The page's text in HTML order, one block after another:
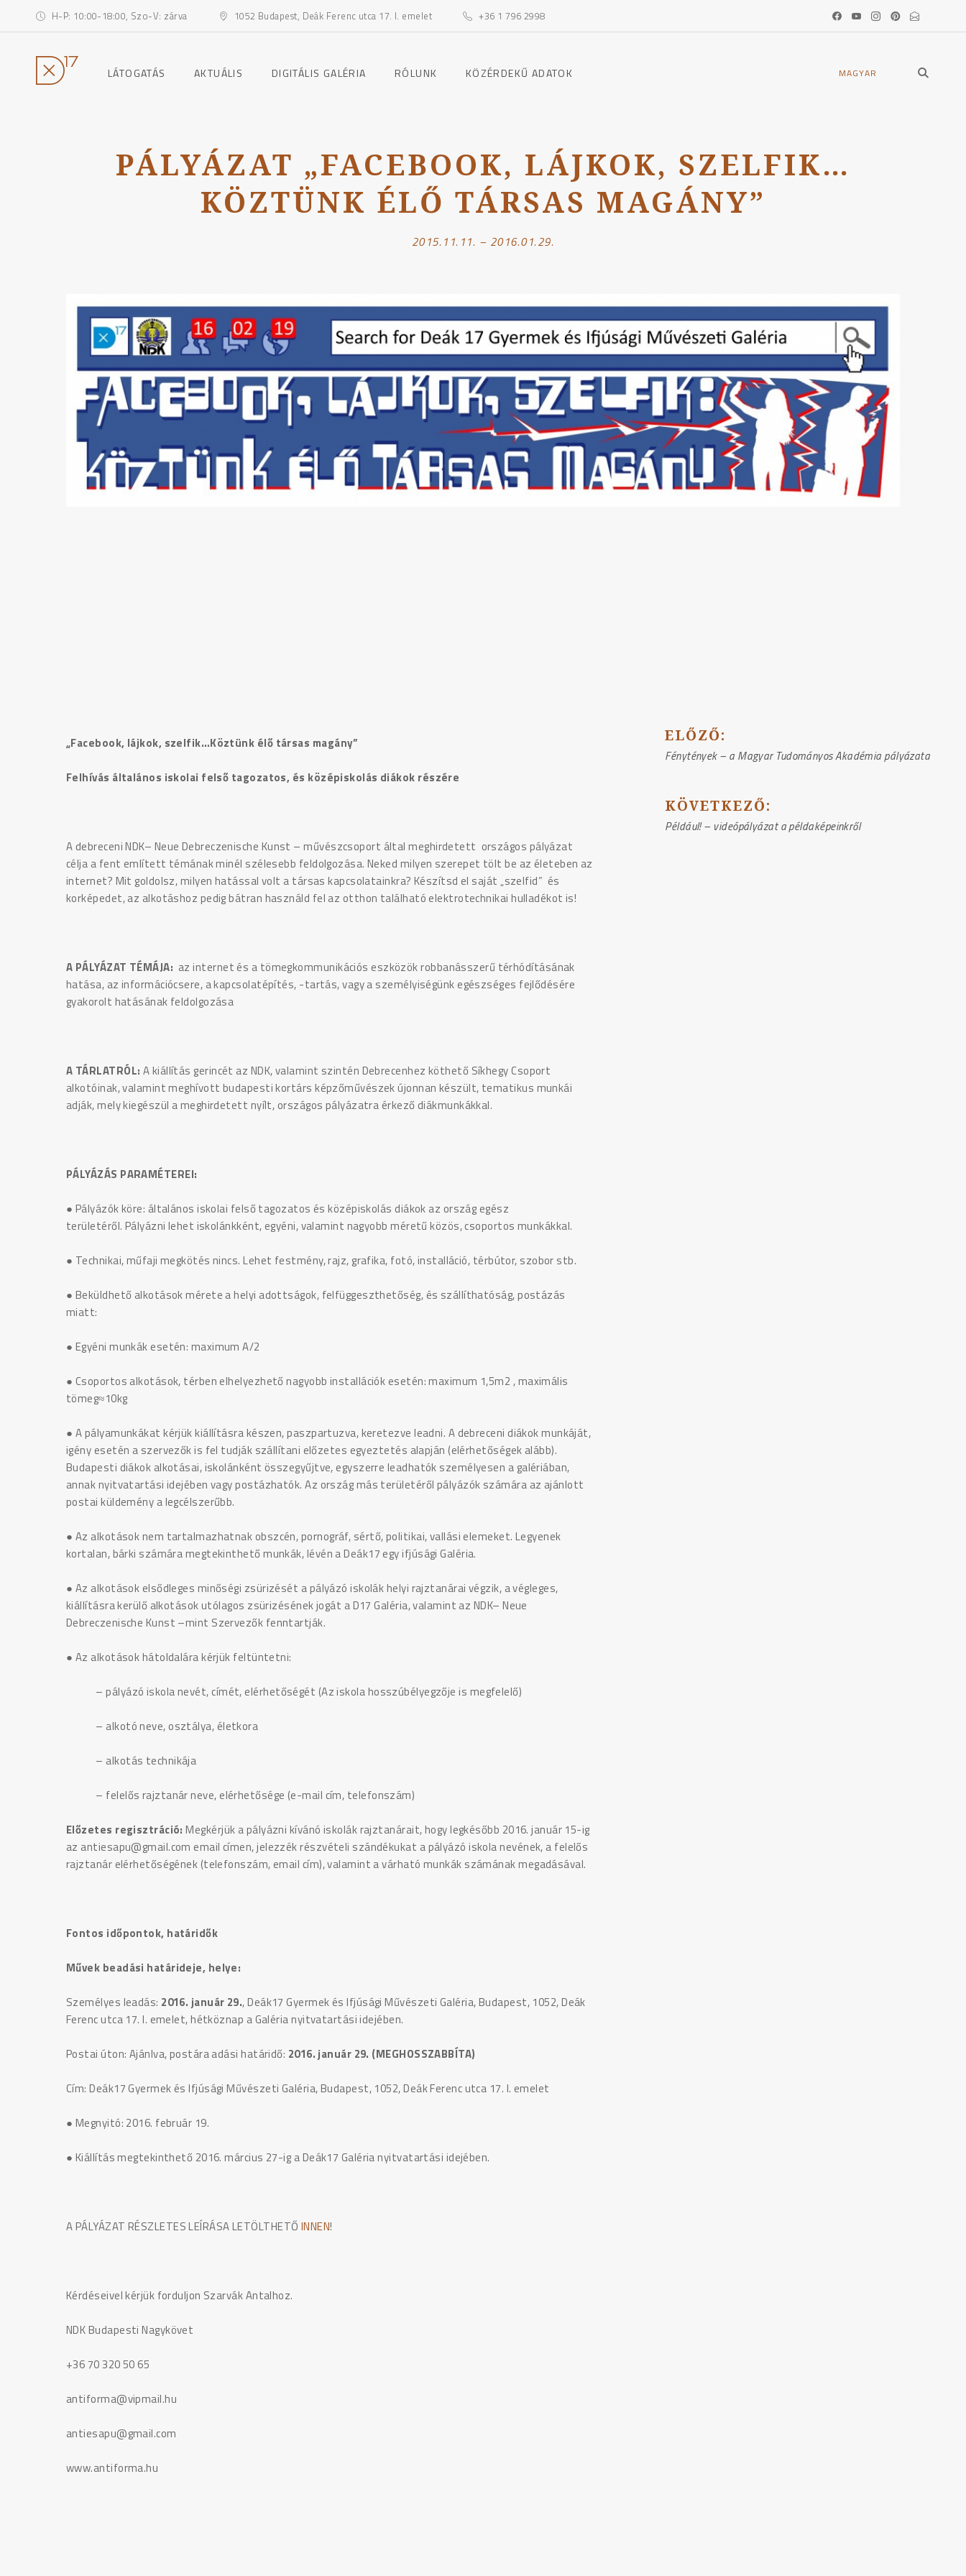
H-P: 10:00-18:00, Szo-V: zárva 1052 Budapest, Deák Ferenc utca 17. I. emelet +36 1 796 2998
LÁTOGATÁS toggleAKTUÁLIS toggleDIGITÁLIS GALÉRIA toggleRÓLUNK toggleKÖZÉRDEKŰ ADATOK MAGYAR
open
PÁLYÁZAT „FACEBOOK, LÁJKOK, SZELFIK…
KÖZTÜNK ÉLŐ TÁRSAS MAGÁNY”
2015.11.11. – 2016.01.29.
„Facebook, lájkok, szelfik…Köztünk élő társas magány”
Felhívás általános iskolai felső tagozatos, és középiskolás diákok részére
A debreceni NDK– Neue Debreczenische Kunst – művészcsoport által meghirdetett országos pályázat
célja a fent említett témának minél szélesebb feldolgozása. Neked milyen szerepet tölt be az életeben az
internet? Mit goldolsz, milyen hatással volt a társas kapcsolatainkra? Készítsd el saját „szelfid” és
korképedet, az alkotáshoz pedig bátran használd fel az otthon található elektrotechnikai hulladékot is!
A PÁLYÁZAT TÉMÁJA: az internet és a tömegkommunikációs eszközök robbanásszerű térhódításának
hatása, az információcsere, a kapcsolatépítés, -tartás, vagy a személyiségünk egészséges fejlődésére
gyakorolt hatásának feldolgozása
A TÁRLATRÓL: A kiállítás gerincét az NDK, valamint szintén Debrecenhez köthető Síkhegy Csoport
alkotóinak, valamint meghívott budapesti kortárs képzőművészek újonnan készült, tematikus munkái
adják, mely kiegészül a meghirdetett nyílt, országos pályázatra érkező diákmunkákkal.
PÁLYÁZÁS PARAMÉTEREI:
● Pályázók köre: általános iskolai felső tagozatos és középiskolás diákok az ország egész
területéről. Pályázni lehet iskolánkként, egyéni, valamint nagyobb méretű közös, csoportos munkákkal.
● Technikai, műfaji megkötés nincs. Lehet festmény, rajz, grafika, fotó, installáció, térbútor, szobor stb.
● Beküldhető alkotások mérete a helyi adottságok, felfüggeszthetőség, és szállíthatóság, postázás
miatt:
● Egyéni munkák esetén: maximum A/2
● Csoportos alkotások, térben elhelyezhető nagyobb installációk esetén: maximum 1,5m2 , maximális
tömeg≈10kg
● A pályamunkákat kérjük kiállításra készen, paszpartuzva, keretezve leadni. A debreceni diákok munkáját,
igény esetén a szervezők is fel tudják szállítani előzetes egyeztetés alapján (elérhetőségek alább).
Budapesti diákok alkotásai, iskolánként összegyűjtve, egyszerre leadhatók személyesen a galériában,
annak nyitvatartási idejében vagy postázhatók. Az ország más területéről pályázók számára az ajánlott
postai küldemény a legcélszerűbb.
● Az alkotások nem tartalmazhatnak obszcén, pornográf, sértő, politikai, vallási elemeket. Legyenek
kortalan, bárki számára megtekinthető munkák, lévén a Deák17 egy ifjúsági Galéria.
● Az alkotások elsődleges minőségi zsürizését a pályázó iskolák helyi rajztanárai végzik, a végleges,
kiállításra kerülő alkotások utólagos zsürizésének jogát a D17 Galéria, valamint az NDK– Neue
Debreczenische Kunst –mint Szervezők fenntartják.
● Az alkotások hátoldalára kérjük feltüntetni:
– pályázó iskola nevét, címét, elérhetőségét (Az iskola hosszúbélyegzője is megfelelő)
– alkotó neve, osztálya, életkora
– alkotás technikája
– felelős rajztanár neve, elérhetősége (e-mail cím, telefonszám)
Előzetes regisztráció: Megkérjük a pályázni kívánó iskolák rajztanárait, hogy legkésőbb 2016. január 15-ig
az antiesapu@gmail.com email címen, jelezzék részvételi szándékukat a pályázó iskola nevének, a felelős
rajztanár elérhetőségének (telefonszám, email cím), valamint a várható munkák számának megadásával.
Fontos időpontok, határidők
Művek beadási határideje, helye:
Személyes leadás: 2016. január 29., Deák17 Gyermek és Ifjúsági Művészeti Galéria, Budapest, 1052, Deák
Ferenc utca 17. I. emelet, hétköznap a Galéria nyitvatartási idejében.
Postai úton: Ajánlva, postára adási határidő: 2016. január 29. (MEGHOSSZABBÍTA)
Cím: Deák17 Gyermek és Ifjúsági Művészeti Galéria, Budapest, 1052, Deák Ferenc utca 17. I. emelet
● Megnyitó: 2016. február 19.
● Kiállítás megtekinthető 2016. március 27-ig a Deák17 Galéria nyitvatartási idejében.
A PÁLYÁZAT RÉSZLETES LEÍRÁSA LETÖLTHETŐINNEN!
Kérdéseivel kérjük forduljon Szarvák Antalhoz.
NDK Budapesti Nagykövet
+36 70 320 50 65
antiforma@vipmail.hu
antiesapu@gmail.com
www.antiforma.hu
BEJEGYZÉS
NAVIGÁCIÓ
ELŐZŐ:
Fénytények – a Magyar Tudományos Akadémia pályázata
KÖVETKEZŐ:
Például! – videópályázat a példaképeinkről